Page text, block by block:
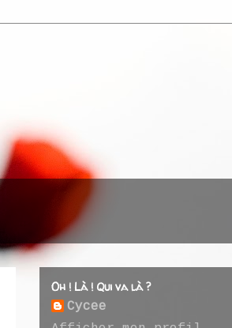
Oh ! Là ! Qui va là ?
Cycee